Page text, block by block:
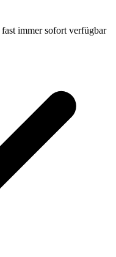
immer sofort verfügbar